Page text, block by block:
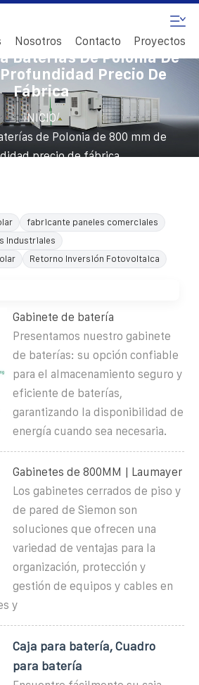
Nosotros Contacto Proyectos
Baterías De Polonia De
Precio De
Fábrica
INICIO/
de Polonia de 800 mm de
precio de fábrica
fabricante paneles comerciales
Industriales
Retorno Inversión Fotovoltaica
Gabinete de batería
Presentamos nuestro gabinete
de baterías: su opción confiable
para el almacenamiento seguro y
eficiente de baterías,
garantizando la disponibilidad de
energía cuando sea necesaria.
Gabinetes de 800MM | Laumayer
Los gabinetes cerrados de piso y
de pared de Siemon son
soluciones que ofrecen una
variedad de ventajas para la
organización, protección y
gestión de equipos y cables en
y
Caja para batería, Cuadro
para batería